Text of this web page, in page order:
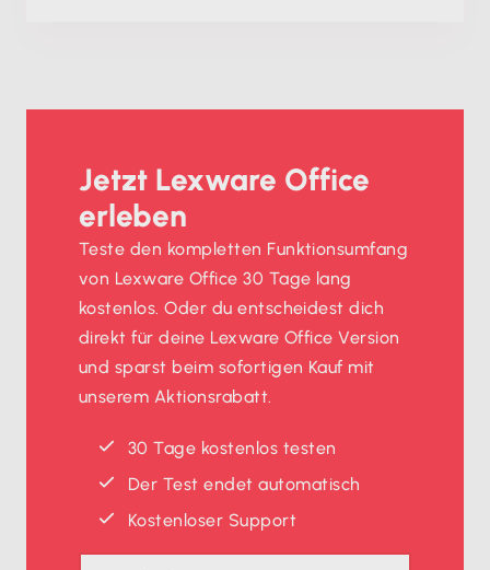
Jetzt Lexware Office
erleben
Teste den kompletten Funktionsumfang
von Lexware Office 30 Tage lang
kostenlos. Oder du entscheidest dich
direkt für deine Lexware Office Version
und sparst beim sofortigen Kauf mit
unserem Aktionsrabatt.
30 Tage kostenlos testen
Der Test endet automatisch
Kostenloser Support